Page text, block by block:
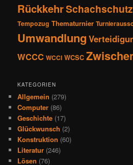
RückkehrSchachschutz
Tempozug Thematurnier
Umwandlung
WCCC WCCI WCSC
KATEGORIEN
Allgemein (279)
Computer (86)
Geschichte (17)
Glückwunsch (2)
Konstruktion (60)
Literatur (246)
Lösen (76)